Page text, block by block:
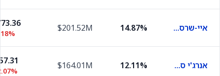
איי-שרס קור S&P 500 14.87%
$201.52M
אנרג'י סלקט סקטור ספיידר 12.11%
$164.01M